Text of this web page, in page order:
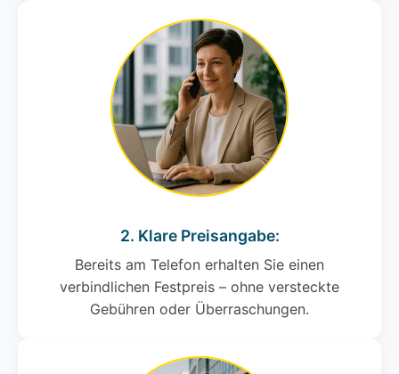
2. Klare Preisangabe:
Bereits am Telefon erhalten Sie einen
verbindlichen Festpreis – ohne versteckte
Gebühren oder Überraschungen.